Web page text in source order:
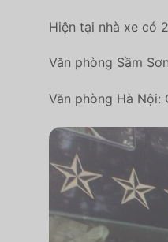
Hiện tại nhà xe có
Văn phòng Sầm
Văn phòng Hà Nội: